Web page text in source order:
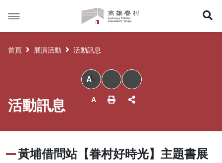
高
雄
眷
首頁 展演活動 活動訊息
小
活動訊息
黃埔借問站【眷村好時光】主題書展